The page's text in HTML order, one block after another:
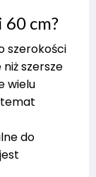
60 cm?
szerokości
szersze
wielu
do